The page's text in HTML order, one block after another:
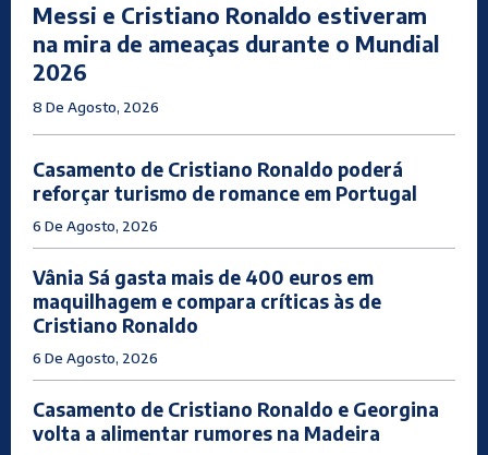
Messi e Cristiano Ronaldo estiveram
na mira de ameaças durante o Mundial
2026
8 De Agosto, 2026
Casamento de Cristiano Ronaldo poderá
reforçar turismo de romance em Portugal
6 De Agosto, 2026
Vânia Sá gasta mais de 400 euros em
maquilhagem e compara críticas às de
Cristiano Ronaldo
6 De Agosto, 2026
Casamento de Cristiano Ronaldo e Georgina
volta a alimentar rumores na Madeira